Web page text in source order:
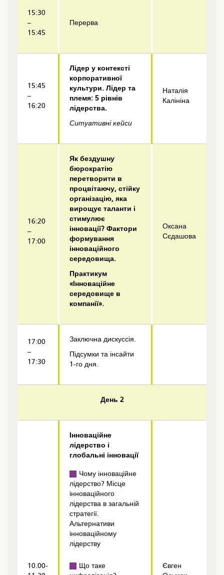
15:30
–
15:45
Перерва
15:45
–
16:20
Лідер у контексті
корпоративної
культури. Лідер та
племя: 5 рівнів
лідерства.
Ситуативнікейси
Наталія
Калініна
16:20
–
17:00
Як бездушну
бюрократію
перетворити в
процвітаючу, стійку
організацію, яка
вирощує таланти і
стимулює
інновації? Фактори
формування
інноваційного
середовища.
Практикум
«Інноваційне
середовище в
компанії».
Оксана
Сєдашова
17:00
–
17:30
Заключна дискуссія.
Підсумки та інсайти
1-го дня.
День 2
10.00-
Інноваційне
лідерство і
глобальні інновації
Чому інноваційне
лідерство? Місце
інноваційного
лідерства в загальній
стратегії.
Альтернативи
інноваційному
лідерству
Що таке
Євген